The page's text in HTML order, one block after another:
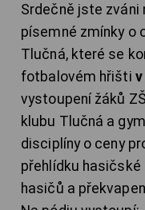
Srdečně jste zváni
písemné zmínky o
Tlučná, které se
fotbalovém hřišti
vystoupení žáků
klubu Tlučná a
disciplíny o ceny
přehlídku hasičské
hasičů a